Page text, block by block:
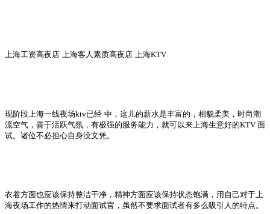
上海工资高夜店 上海客人素质高夜店 上海KTV
现阶段上海一线夜场ktv已经 中，这儿的薪水是丰富的，相貌柔美，时尚潮
流空气，善于活跃气氛，有极强的服务能力，就可以来上海生意好的KTV 面
试。诸位不必担心自身没文凭。
衣着方面也应该保持整洁干净，精神方面应该保持状态饱满，用自己对于上
海夜场工作的热情来打动面试官，虽然不要求面试者有多么吸引人的特点。